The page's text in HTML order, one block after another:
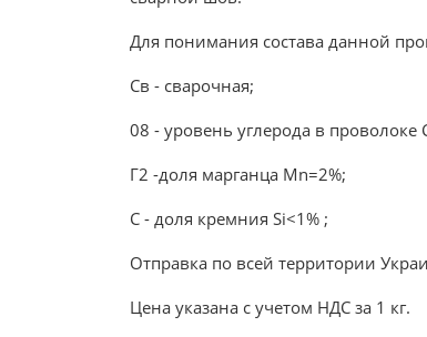
Для понимания состава данной
Св - сварочная;
08 - уровень углерода в проволоке
Г2 -доля марганца Mn=2%;
C - доля кремния Si<1% ;
Отправка по всей территории
Цена указана с учетом НДС за 1 кг.